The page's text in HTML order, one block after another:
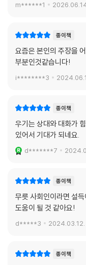
m******1
종이책
요즘은 본인의 주장을
부분인것같습니다!
i********3
종이책
우기는 상대와 대화가
있어서 기대가 되네요.
d*******7
종이책
무릇 사회인이라면 설
도움이 될 것 같아요!
d*****3 2024.03.12.
종이책